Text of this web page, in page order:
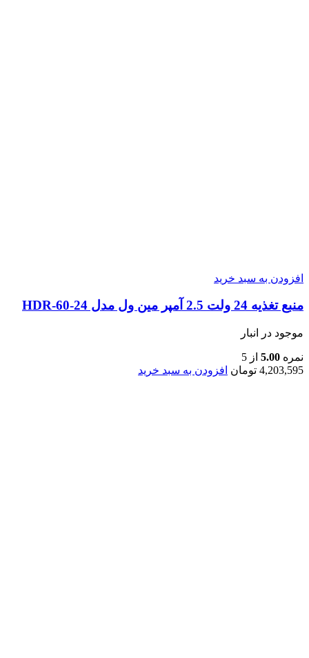
افزودن به سبد خرید
منبع تغذیه 24 ولت 2.5 آمپر مین ول مدل HDR-60-24
موجود در انبار
نمره 5.00 از 5
4,203,595 تومان افزودن به سبد خرید